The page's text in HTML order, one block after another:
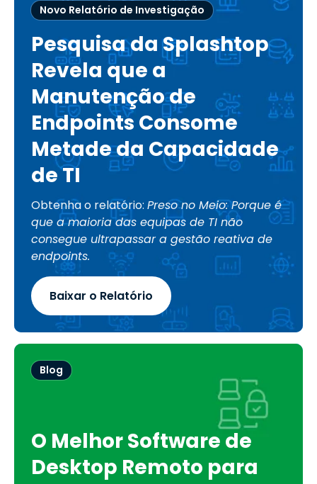
Novo Relatório de Investigação
Pesquisa da Splashtop
Revela que a
Manutenção de
Endpoints Consome
Metade da Capacidade
de TI
Obtenha o relatório: Preso no Meio: Porque é
que a maioria das equipas de TI não
consegue ultrapassar a gestão reativa de
endpoints.
Baixar o Relatório
Blog
O Melhor Software de
Desktop Remoto para